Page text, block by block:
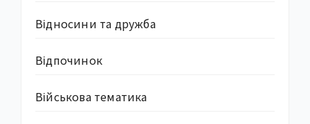
Відносини та дружба
Відпочинок
Військова тематика